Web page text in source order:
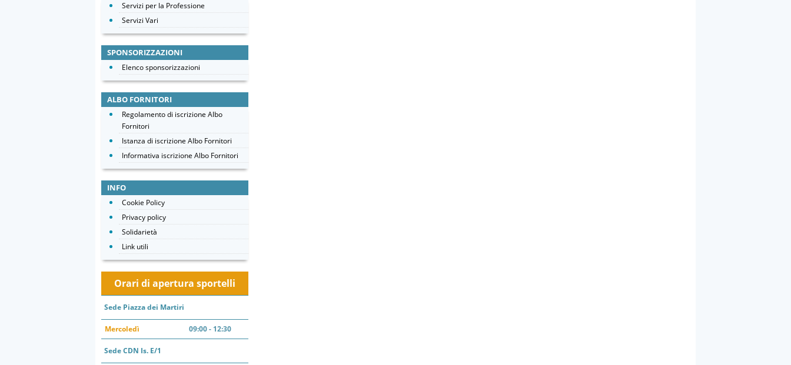
Servizi per la Professione
Servizi Vari
SPONSORIZZAZIONI
Elenco sponsorizzazioni
ALBO FORNITORI
Regolamento di iscrizione Albo
Fornitori
Istanza di iscrizione Albo Fornitori
Informativa iscrizione Albo Fornitori
INFO
Cookie Policy
Privacy policy
Solidarietà
Link utili
Orari di apertura sportelli
Sede Piazza dei Martiri
Mercoledì 09:00 - 12:30
Sede CDN Is. E/1